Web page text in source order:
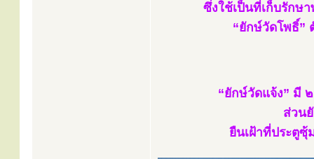
ซึ่งใช้เป็นที่เก็บรักษ
“ยักษ์วัดโพธิ์”
“ยักษ์วัดแจ้ง” มี
ส่วน
ยืนเฝ้าที่ประตูซุ้